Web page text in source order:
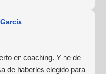
en coaching. Y he de
de haberles elegido para